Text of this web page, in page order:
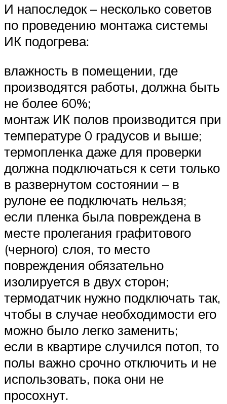
И напоследок – несколько советов
по проведению монтажа системы
ИК подогрева:
влажность в помещении, где
производятся работы, должна быть
не более 60%;
монтаж ИК полов производится при
температуре 0 градусов и выше;
термопленка даже для проверки
должна подключаться к сети только
в развернутом состоянии – в
рулоне ее подключать нельзя;
если пленка была повреждена в
месте пролегания графитового
(черного) слоя, то место
повреждения обязательно
изолируется в двух сторон;
термодатчик нужно подключать так,
чтобы в случае необходимости его
можно было легко заменить;
если в квартире случился потоп, то
полы важно срочно отключить и не
использовать, пока они не
просохнут.